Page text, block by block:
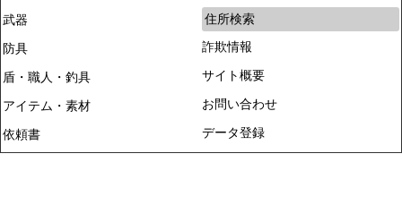
武器
防具
盾・職人・釣具
アイテム・素材
依頼書
住所検索
詐欺情報
サイト概要
お問い合わせ
データ登録